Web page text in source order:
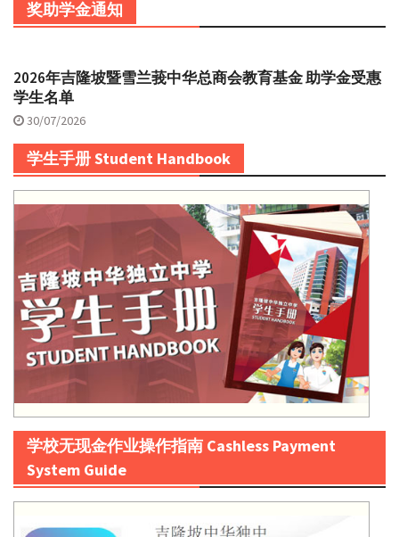
奖助学金通知
2026年吉隆坡暨雪兰莪中华总商会教育基金 助学金受惠
学生名单
30/07/2026
学生手册 Student Handbook
学校无现金作业操作指南 Cashless Payment
System Guide